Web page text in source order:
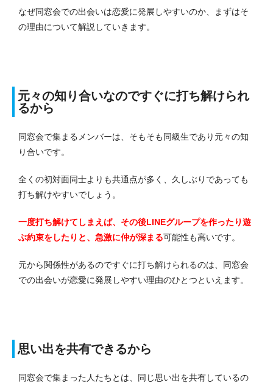
なぜ同窓会での出会いは恋愛に発展しやすいのか、まずはそ
の理由について解説していきます。
元々の知り合いなのですぐに打ち解けられ
るから
同窓会で集まるメンバーは、そもそも同級生であり元々の知
り合いです。
全くの初対面同士よりも共通点が多く、久しぶりであっても
打ち解けやすいでしょう。
一度打ち解けてしまえば、その後LINEグループを作ったり遊
ぶ約束をしたりと、急激に仲が深まる可能性も高いです。
元から関係性があるのですぐに打ち解けられるのは、同窓会
での出会いが恋愛に発展しやすい理由のひとつといえます。
思い出を共有できるから
同窓会で集まった人たちとは、同じ思い出を共有しているの